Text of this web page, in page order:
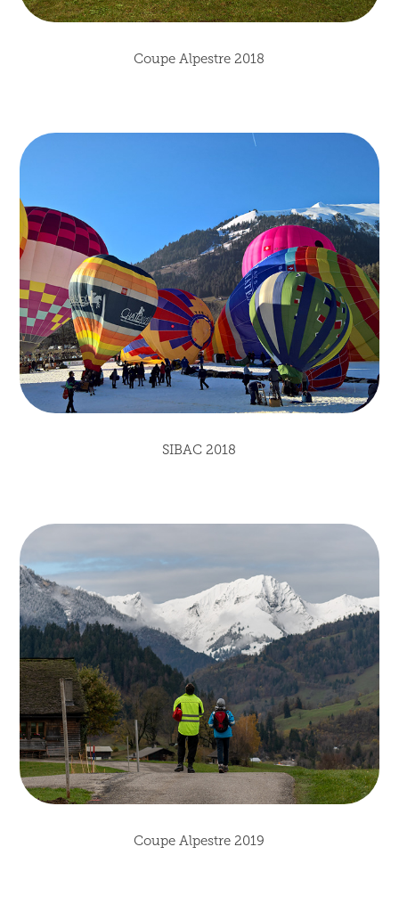
Coupe Alpestre 2018
SIBAC 2018
Coupe Alpestre 2019